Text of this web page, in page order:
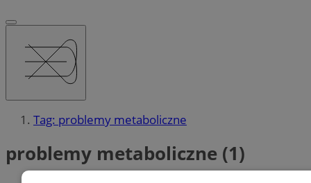
Tag: problemy metaboliczne
problemy metaboliczne (1)